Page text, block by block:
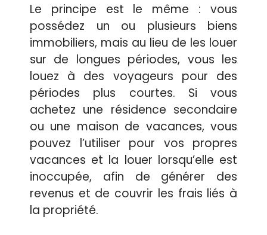
Le principe est le même : vous
possédez un ou plusieurs biens
immobiliers, mais au lieu de les louer
sur de longues périodes, vous les
louez à des voyageurs pour des
périodes plus courtes. Si vous
achetez une résidence secondaire
ou une maison de vacances, vous
pouvez l’utiliser pour vos propres
vacances et la louer lorsqu’elle est
inoccupée, afin de générer des
revenus et de couvrir les frais liés à
la propriété.